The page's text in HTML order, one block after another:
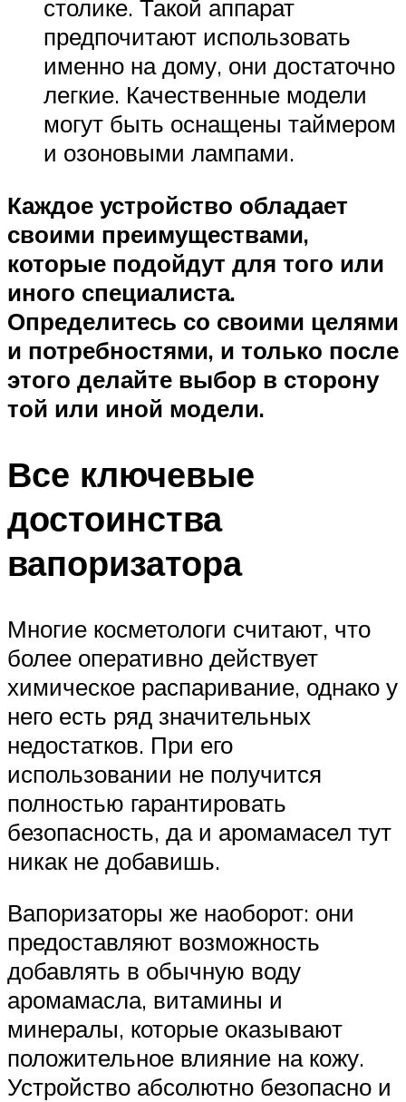
столике. Такой аппарат
предпочитают использовать
именно на дому, они достаточно
легкие. Качественные модели
могут быть оснащены таймером
и озоновыми лампами.
Каждое устройство обладает
своими преимуществами,
которые подойдут для того или
иного специалиста.
Определитесь со своими целями
и потребностями, и только после
этого делайте выбор в сторону
той или иной модели.
Все ключевые
достоинства
вапоризатора
Многие косметологи считают, что
более оперативно действует
химическое распаривание, однако у
него есть ряд значительных
недостатков. При его
использовании не получится
полностью гарантировать
безопасность, да и аромамасел тут
никак не добавишь.
Вапоризаторы же наоборот: они
предоставляют возможность
добавлять в обычную воду
аромамасла, витамины и
минералы, которые оказывают
положительное влияние на кожу.
Устройство абсолютно безопасно и